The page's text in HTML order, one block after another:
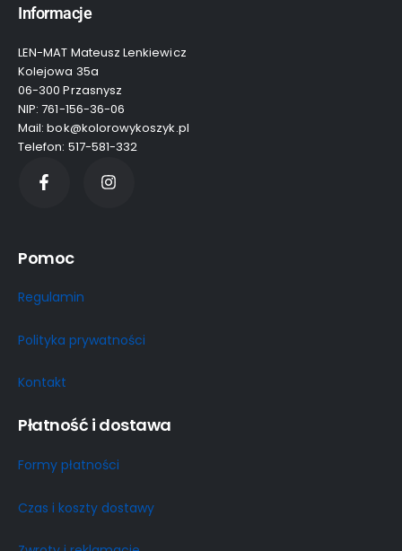
Informacje
LEN-MAT Mateusz Lenkiewicz
Kolejowa 35a
06-300 Przasnysz
NIP: 761-156-36-06
Mail: bok@kolorowykoszyk.pl
Telefon: 517-581-332
Pomoc
Regulamin
Polityka prywatności
Kontakt
Płatność i dostawa
Formy płatności
Czas i koszty dostawy